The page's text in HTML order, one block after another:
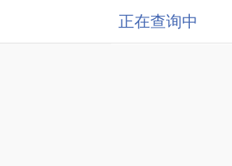
正在查询中